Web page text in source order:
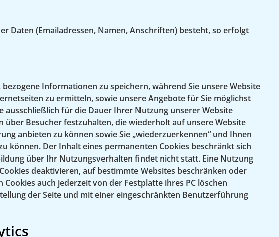
Daten (Emailadressen, Namen, Anschriften) besteht, so erfolgt
Informationen zu speichern, während Sie unsere Website
zu ermitteln, sowie unsere Angebote für Sie möglichst
ausschließlich für die Dauer Ihrer Nutzung unserer Website
Besucher festzuhalten, die wiederholt auf unsere Website
anbieten zu können sowie Sie „wiederzuerkennen“ und Ihnen
Der Inhalt eines permanenten Cookies beschränkt sich
über Ihr Nutzungsverhalten findet nicht statt. Eine Nutzung
deaktivieren, auf bestimmte Websites beschränken oder
auch jederzeit von der Festplatte ihres PC löschen
der Seite und mit einer eingeschränkten Benutzerführung